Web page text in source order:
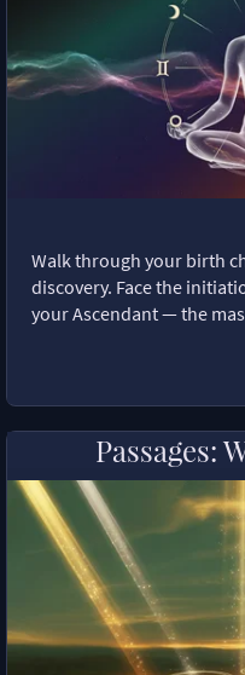
Walk through your birth
discovery. Face the
your Ascendant — the
Passages: